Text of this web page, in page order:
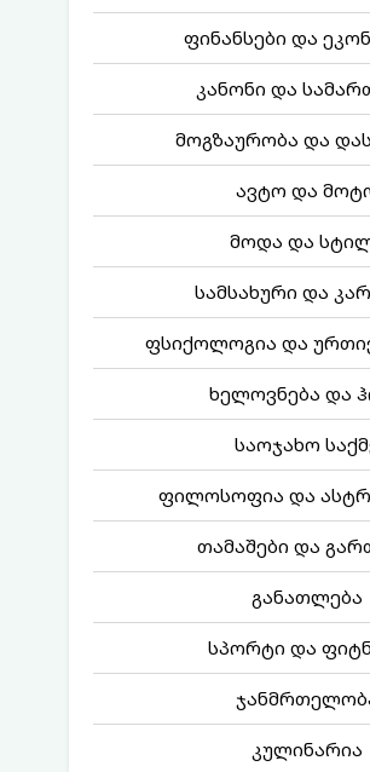
ფინანსები და
კანონი და
მოგზაურობა და
ავტო და
მოდა და
სამსახური და
ფსიქოლოგია და
ხელოვნება და
საოჯახო
ფილოსოფია და
თამაშები და
განათლება
სპორტი და
კულინარია